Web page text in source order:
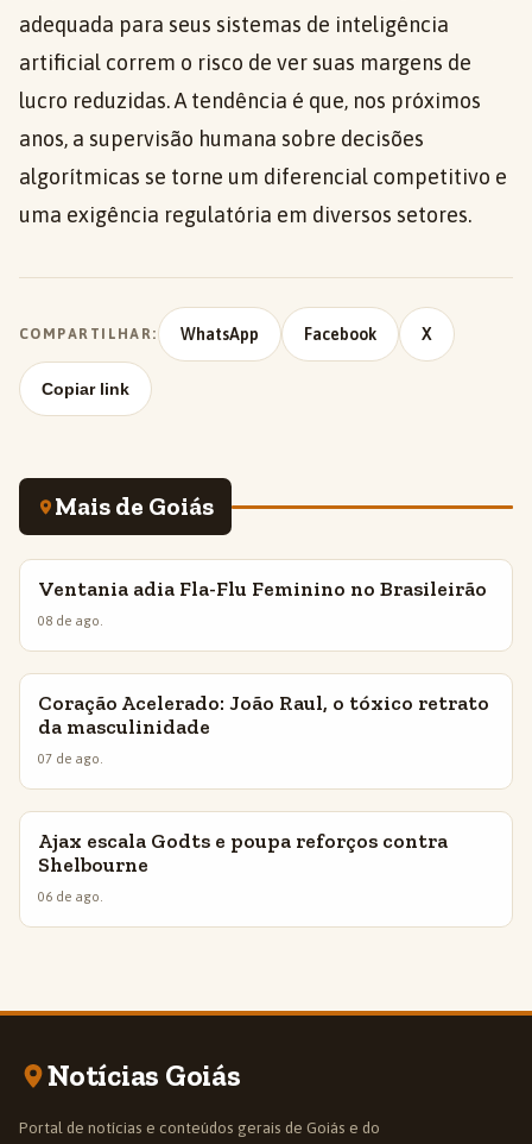
adequada para seus sistemas de inteligência
artificial correm o risco de ver suas margens de
lucro reduzidas. A tendência é que, nos próximos
anos, a supervisão humana sobre decisões
algorítmicas se torne um diferencial competitivo e
uma exigência regulatória em diversos setores.
COMPARTILHAR: WhatsApp Facebook X
Copiar link
Mais de Goiás
INSIGHTS
Ventania adia Fla-Flu Feminino no Brasileirão
08 de ago.
INSIGHTS
Coração Acelerado: João Raul, o tóxico retrato
da masculinidade
07 de ago.
INSIGHTS
Ajax escala Godts e poupa reforços contra
Shelbourne
06 de ago.
Notícias Goiás
Portal de notícias e conteúdos gerais de Goiás e do